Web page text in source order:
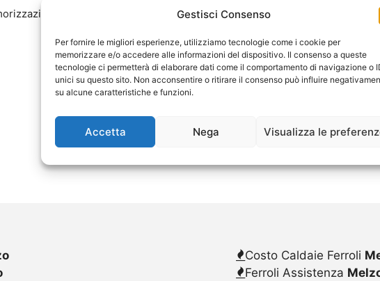
Gestisci Consenso
Per fornire le migliori esperienze, utilizziamo tecnologie come i cookie per
memorizzare e/o accedere alle informazioni del dispositivo. Il consenso a queste
tecnologie ci permetterà di elaborare dati come il comportamento di navigazione o
unici su questo sito. Non acconsentire o ritirare il consenso può influire
su alcune caratteristiche e funzioni.
Accetta Nega Visualizza le
e la gestione dei tuoi dati da questo sito web.
Costo Caldaie Ferroli
Ferroli Assistenza